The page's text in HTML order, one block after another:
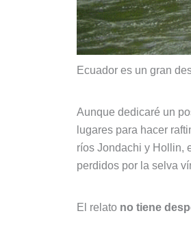
Ecuador es un gran
Aunque dedicaré un
lugares para hacer
ríos Jondachi y Hollin,
perdidos por la selva
El relato no tiene